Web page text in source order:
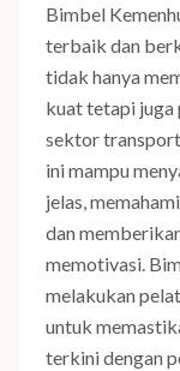
Bimbel
terbaik dan
tidak hanya
kuat tetapi juga
sektor
ini mampu
jelas,
dan
memotivasi.
melakukan
untuk
terkini dengan